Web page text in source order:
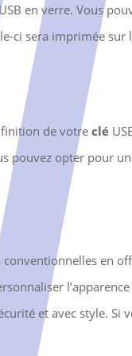
en verre. Vous
ci sera imprimée sur
de votre clé
pouvez opter pour
en
et avec style. Si